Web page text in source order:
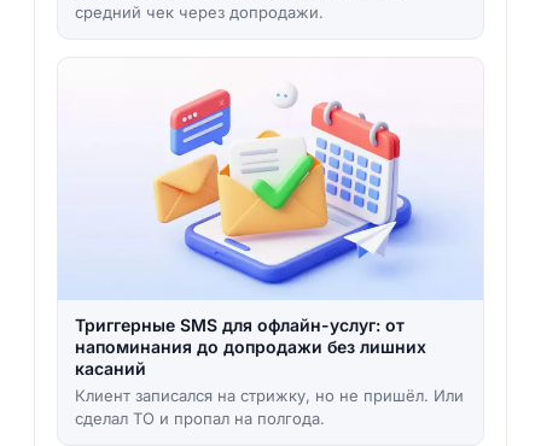
средний чек через допродажи.
Триггерные SMS для офлайн-услуг: от
напоминания до допродажи без лишних
касаний
Клиент записался на стрижку, но не пришёл. Или
сделал ТО и пропал на полгода.